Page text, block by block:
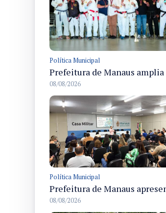
Política Municipal
08/08/2026
Política Municipal
08/08/2026